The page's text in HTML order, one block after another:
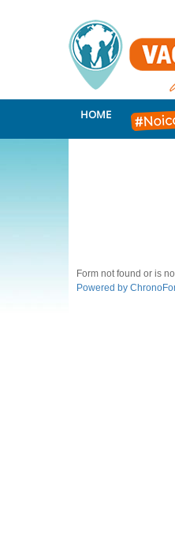
HOME
Form not found or is
Powered by